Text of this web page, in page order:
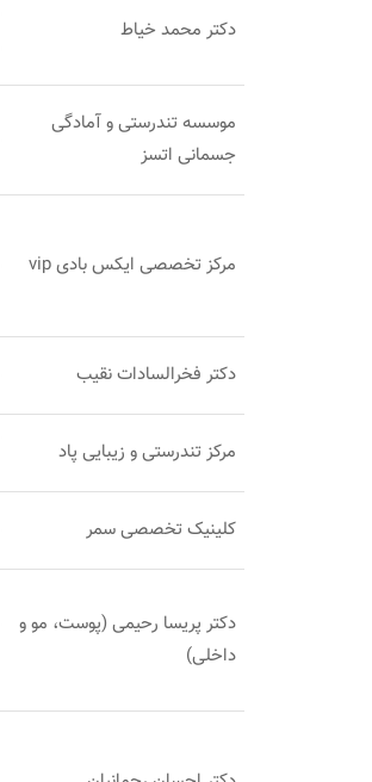
دکتر محمد خیاط
موسسه تندرستی و آمادگی
جسمانی اتسز
مرکز تخصصی ایکس بادی vip
دکتر فخرالسادات نقیب
مرکز تندرستی و زیبایی پاد
کلینیک تخصصی سمر
دکتر پریسا رحیمی (پوست، مو و
داخلی)